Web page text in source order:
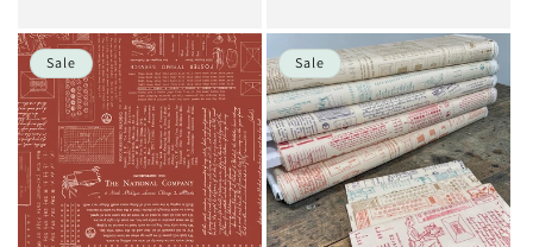
Sale Sale